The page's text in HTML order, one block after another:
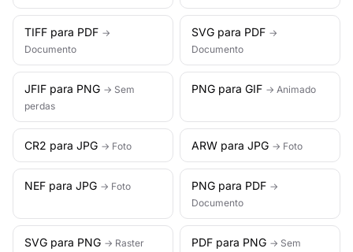
TIFF para PDF →
Documento
SVG para PDF →
Documento
JFIF para PNG → Sem
perdas
PNG para GIF → Animado
CR2 para JPG → Foto ARW para JPG → Foto
NEF para JPG → Foto PNG para PDF →
Documento
SVG para PNG → Raster PDF para PNG → Sem